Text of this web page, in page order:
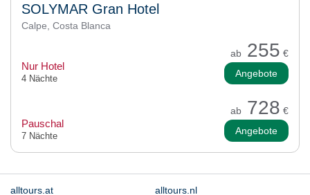
SOLYMAR Gran Hotel
Calpe, Costa Blanca
ab 255 €
Nur Hotel
4 Nächte Angebote
ab 728 €
Pauschal
7 Nächte Angebote
alltours.at alltours.nl